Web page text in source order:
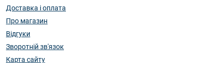
Доставка і оплата
Про магазин
Відгуки
Зворотній зв'язок
Карта сайту